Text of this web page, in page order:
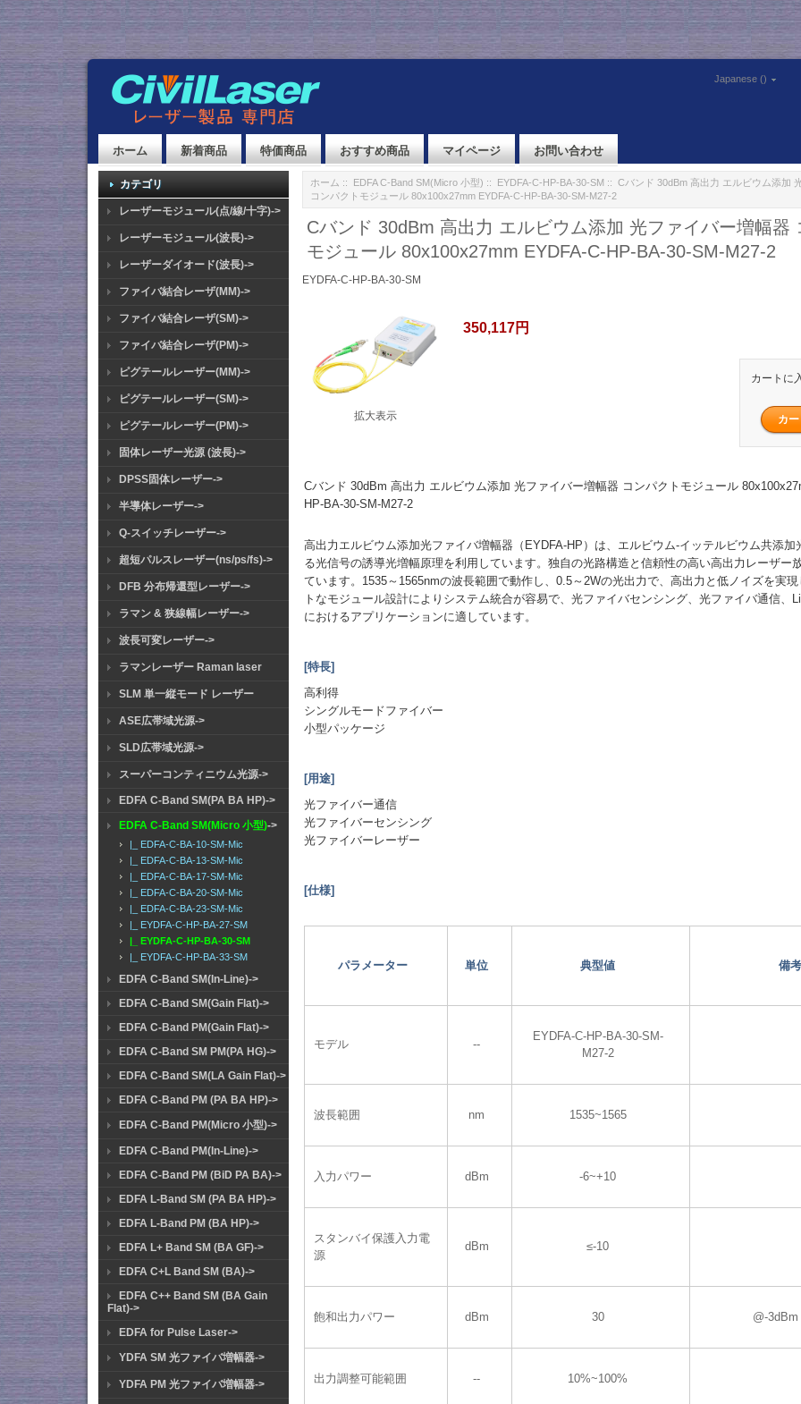
Japanese ()
ホーム 新着商品 特価商品 おすすめ商品 マイページ お問い合わせ
カテゴリ
レーザーモジュール(点/線/十字)->
レーザーモジュール(波長)->
レーザーダイオード(波長)->
ファイバ結合レーザ(MM)->
ファイバ結合レーザ(SM)->
ファイバ結合レーザ(PM)->
ピグテールレーザー(MM)->
ピグテールレーザー(SM)->
ピグテールレーザー(PM)->
固体レーザー光源 (波長)->
DPSS固体レーザー->
半導体レーザー->
Q-スイッチレーザー->
超短パルスレーザー(ns/ps/fs)->
DFB 分布帰還型レーザー->
ラマン & 狭線幅レーザー->
波長可変レーザー->
ラマンレーザー Raman laser
SLM 単一縦モード レーザー
ASE広帯域光源->
SLD広帯域光源->
スーパーコンティニウム光源->
EDFA C-Band SM(PA BA HP)->
EDFA C-Band SM(Micro 小型)->
|_ EDFA-C-BA-10-SM-Mic
|_ EDFA-C-BA-13-SM-Mic
|_ EDFA-C-BA-17-SM-Mic
|_ EDFA-C-BA-20-SM-Mic
|_ EDFA-C-BA-23-SM-Mic
|_ EYDFA-C-HP-BA-27-SM
|_ EYDFA-C-HP-BA-30-SM
|_ EYDFA-C-HP-BA-33-SM
EDFA C-Band SM(In-Line)->
EDFA C-Band SM(Gain Flat)->
EDFA C-Band PM(Gain Flat)->
EDFA C-Band SM PM(PA HG)->
EDFA C-Band SM(LA Gain Flat)->
EDFA C-Band PM (PA BA HP)->
EDFA C-Band PM(Micro 小型)->
EDFA C-Band PM(In-Line)->
EDFA C-Band PM (BiD PA BA)->
EDFA L-Band SM (PA BA HP)->
EDFA L-Band PM (BA HP)->
EDFA L+ Band SM (BA GF)->
EDFA C+L Band SM (BA)->
EDFA C++ Band SM (BA Gain
Flat)->
EDFA for Pulse Laser->
YDFA SM 光ファイバ増幅器->
YDFA PM 光ファイバ増幅器->
ホーム :: EDFA C-Band SM(Micro 小型) :: EYDFA-C-HP-BA-30-SM :: Cバンド 30dBm 高出力 エルビウム添加
コンパクトモジュール 80x100x27mm EYDFA-C-HP-BA-30-SM-M27-2
Cバンド 30dBm 高出力 エルビウム添加 光ファイバー増幅器
モジュール 80x100x27mm EYDFA-C-HP-BA-30-SM-M27-2
EYDFA-C-HP-BA-30-SM
拡大表示
350,117円
カートに
Cバンド 30dBm 高出力 エルビウム添加 光ファイバー増幅器 コンパクトモジュール
HP-BA-30-SM-M27-2
高出力エルビウム添加光ファイバ増幅器（EYDFA-HP）は、エルビウム-イッテルビウム共添加
る光信号の誘導光増幅原理を利用しています。独自の光路構造と信頼性の高い高出力レーザー
ています。1535～1565nmの波長範囲で動作し、0.5～2Wの光出力で、高出力と低ノイズを実
トなモジュール設計によりシステム統合が容易で、光ファイバセンシング、光ファイバ通信、
におけるアプリケーションに適しています。
[特長]
高利得
シングルモードファイバー
小型パッケージ
[用途]
光ファイバー通信
光ファイバーセンシング
光ファイバーレーザー
[仕様]
パラメーター 単位 典型値 備考
モデル --
EYDFA-C-HP-BA-30-SM-
M27-2
波長範囲 nm 1535~1565
入力パワー dBm -6~+10
スタンバイ保護入力電
源
dBm ≤-10
飽和出力パワー dBm 30 @-
出力調整可能範囲 -- 10%~100%